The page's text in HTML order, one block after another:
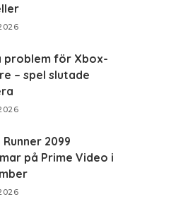
problem för Xbox-
– spel slutade
Runner 2099
på Prime Video i